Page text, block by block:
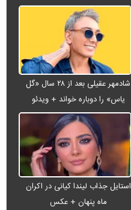
شادمهر عقیلی بعد از ۲۸ سال «گل
یاس» را دوباره خواند + ویدئو
استایل جذاب لیندا کیانی در اکران
ماه پنهان + عکس